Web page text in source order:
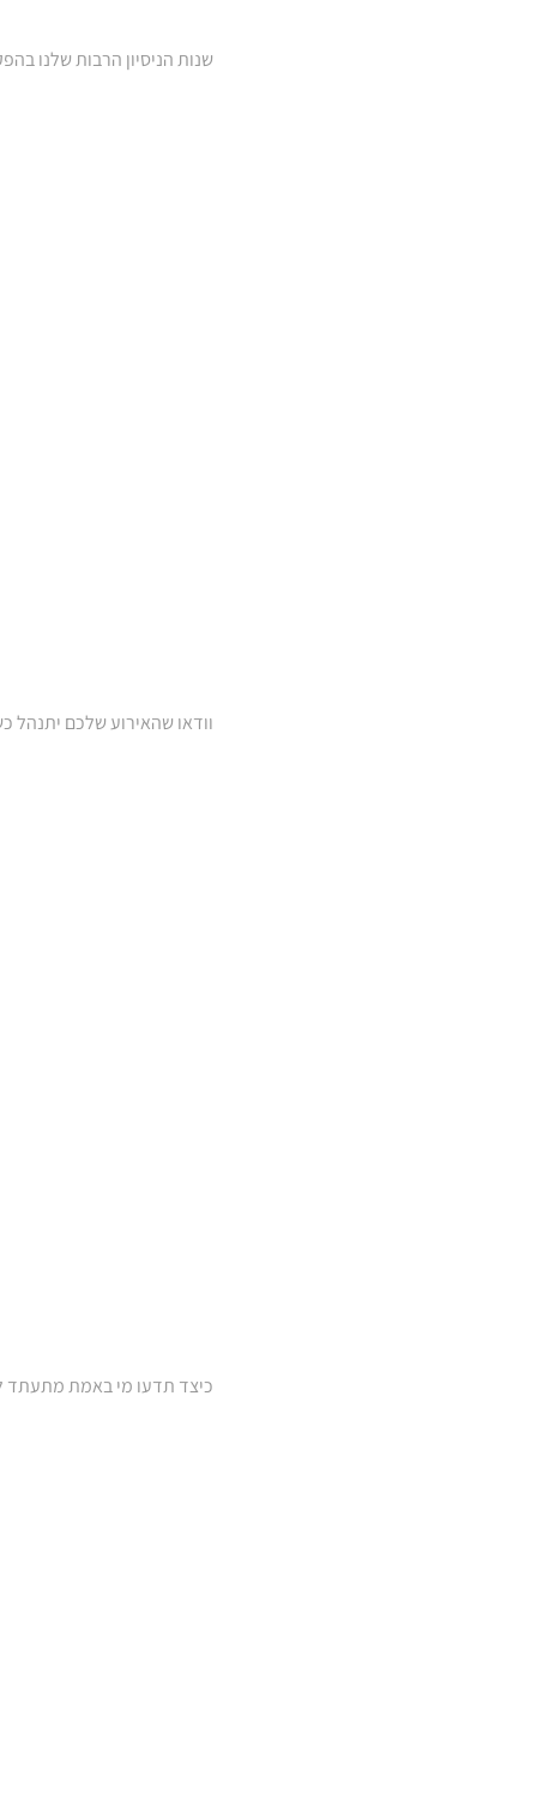
שנות הניסיון הרבות שלנו
וודאו שהאירוע שלכם יתנהל
כיצד תדעו מי באמת מתעתד